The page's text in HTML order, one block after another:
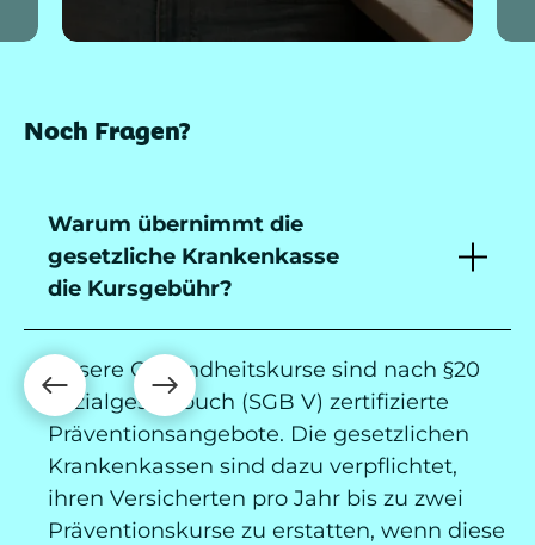
Noch Fragen?
Warum übernimmt die
gesetzliche Krankenkasse
die Kursgebühr?
Unsere Gesundheitskurse sind nach §20
Sozialgesetzbuch (SGB V) zertifizierte
Präventionsangebote. Die gesetzlichen
Krankenkassen sind dazu verpflichtet,
ihren Versicherten pro Jahr bis zu zwei
Präventionskurse zu erstatten, wenn diese